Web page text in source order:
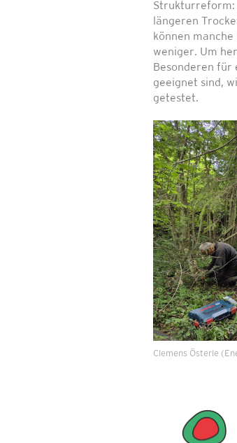
Strukturreform:
längeren
können
weniger. Um
Besonderen für
geeignet sind,
getestet.
Clemens Österle